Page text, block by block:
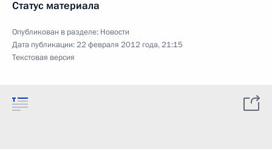
Статус материала
Опубликован в разделе: Новости
Дата публикации:22 февраля 2012 года, 21:15
Текстовая версия